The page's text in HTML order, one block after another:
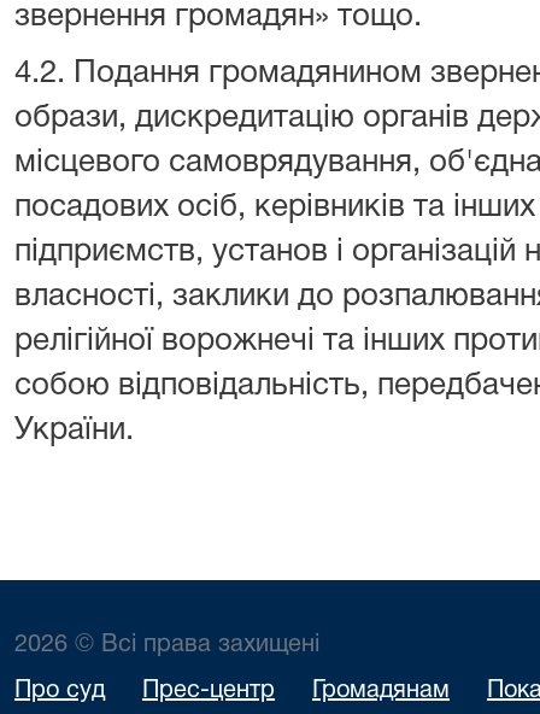
звернення громадян» тощо.
4.2. Подання громадянином
образи, дискредитацію органів
місцевого самоврядування,
посадових осіб, керівників та
підприємств, установ і
власності, заклики до
релігійної ворожнечі та інших
собою відповідальність,
України.
2026 © Всі права захищені
Про суд Прес-центр Громадянам